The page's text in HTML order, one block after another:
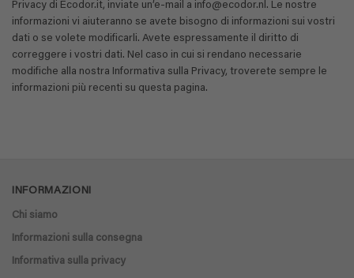
Privacy di Ecodor.it, inviate un’e-mail a info@ecodor.nl. Le nostre
informazioni vi aiuteranno se avete bisogno di informazioni sui vostri
dati o se volete modificarli. Avete espressamente il diritto di
correggere i vostri dati. Nel caso in cui si rendano necessarie
modifiche alla nostra Informativa sulla Privacy, troverete sempre le
informazioni più recenti su questa pagina.
INFORMAZIONI
Chi siamo
Informazioni sulla consegna
Informativa sulla privacy